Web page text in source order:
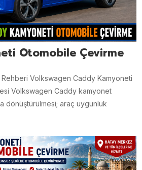
Otomobile Çevirme
Volkswagen Caddy Kamyoneti
Volkswagen Caddy kamyonet
dönüştürülmesi; araç uygunluk